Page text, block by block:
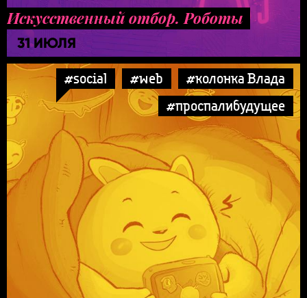
Искусственный отбор. Роботы
31 ИЮЛЯ
#social #web
#колонка Влада
#проспалибудущее